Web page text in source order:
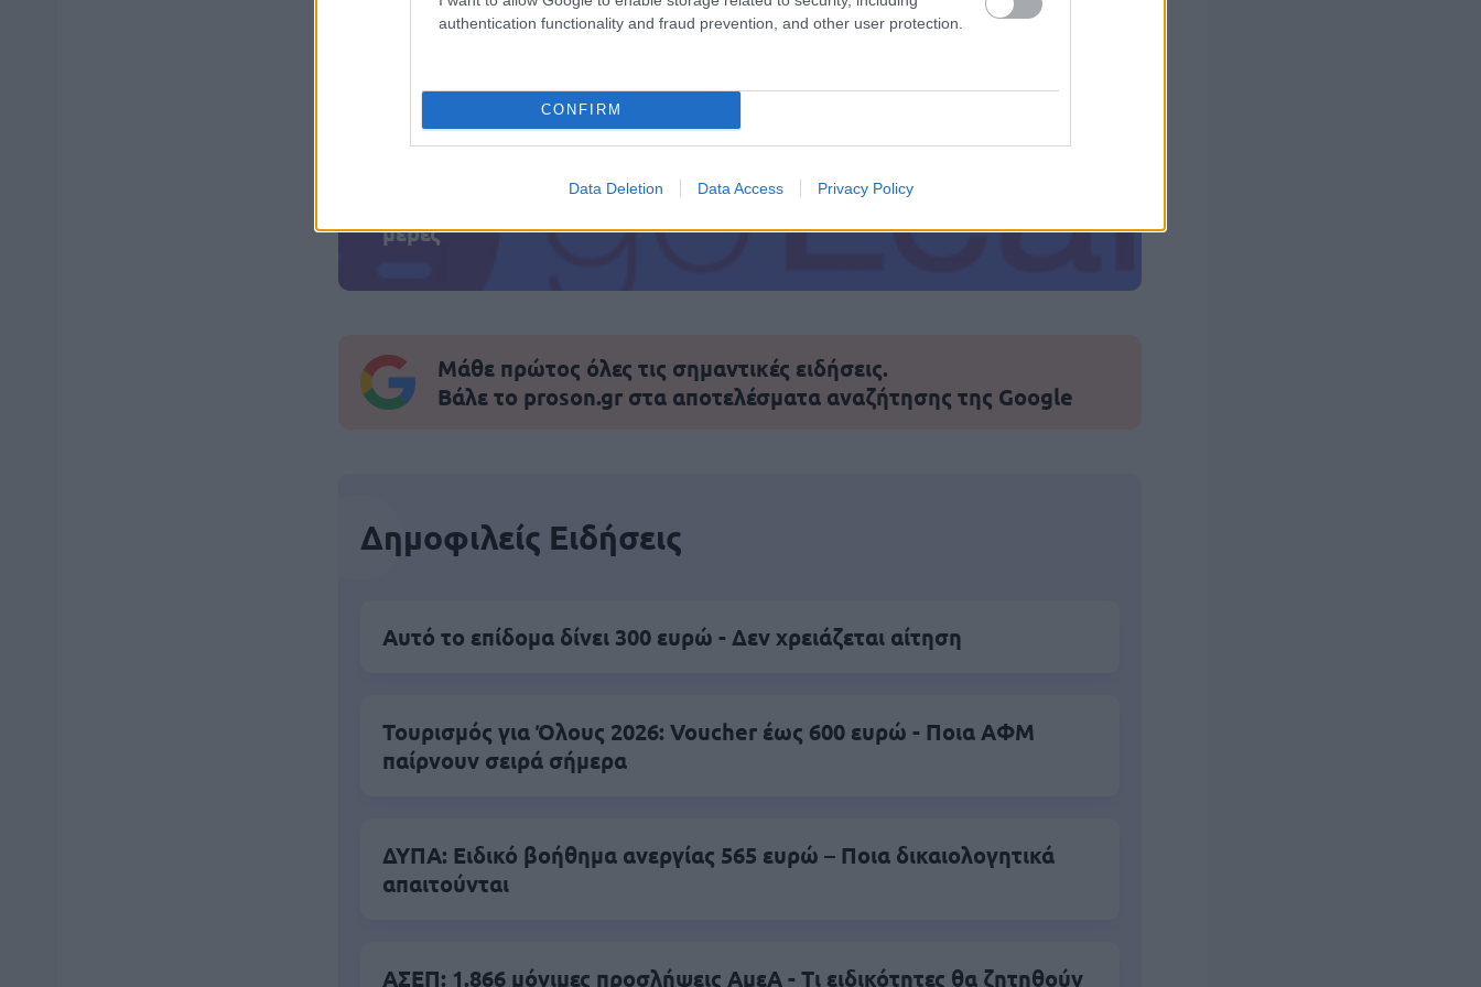
authentication functionality and fraud prevention, and other user protection.
CONFIRM
Data Deletion Data Access Privacy Policy
ΑΣΕΠ: Εξ αποστάσεως η πιο Εύκολη Πιστοποίηση Υπολογιστών σε 2
μέρες
Μάθε πρώτος όλες τις σημαντικές ειδήσεις.
Βάλε το proson.gr στα αποτελέσματα αναζήτησης της Google
Δημοφιλείς Ειδήσεις
Αυτό το επίδομα δίνει 300 ευρώ - Δεν χρειάζεται αίτηση
Τουρισμός για Όλους 2026: Voucher έως 600 ευρώ - Ποια ΑΦΜ
παίρνουν σειρά σήμερα
ΔΥΠΑ: Ειδικό βοήθημα ανεργίας 565 ευρώ – Ποια δικαιολογητικά
απαιτούνται
ΑΣΕΠ: 1.866 μόνιμες προσλήψεις ΑμεΑ - Τι ειδικότητες θα ζητηθούν